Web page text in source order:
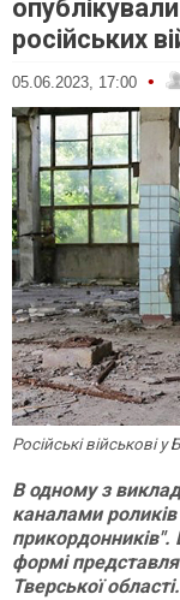
російських
05.06.2023, 17:00 •
Російські військові у
В одному з
каналами
прикордонників".
формі
Тверської області.